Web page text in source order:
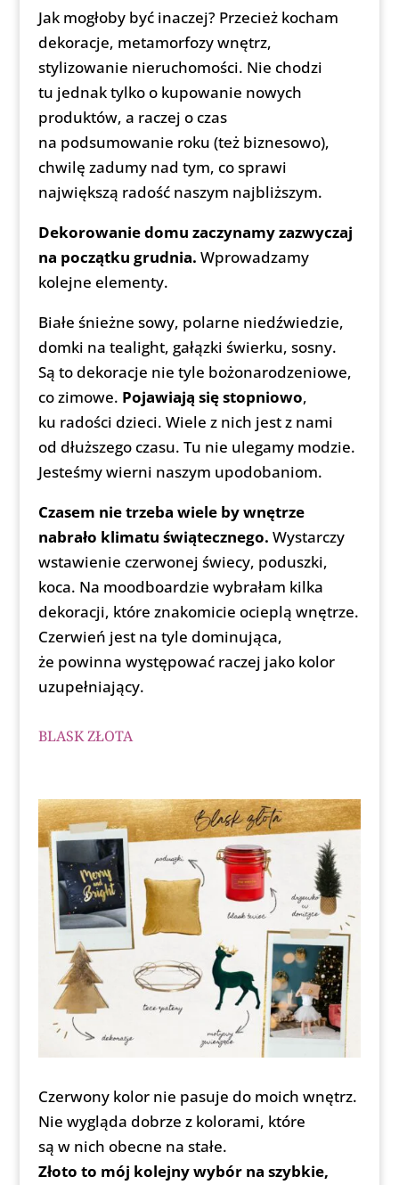
Jak mogłoby być inaczej? Przecież kocham
dekoracje, metamorfozy wnętrz,
stylizowanie nieruchomości. Nie chodzi
tu jednak tylko o kupowanie nowych
produktów, a raczej o czas
na podsumowanie roku (też biznesowo),
chwilę zadumy nad tym, co sprawi
największą radość naszym najbliższym.
Dekorowanie domu zaczynamy zazwyczaj
na początku grudnia. Wprowadzamy
kolejne elementy.
Białe śnieżne sowy, polarne niedźwiedzie,
domki na tealight, gałązki świerku, sosny.
Są to dekoracje nie tyle bożonarodzeniowe,
co zimowe. Pojawiają się stopniowo,
ku radości dzieci. Wiele z nich jest z nami
od dłuższego czasu. Tu nie ulegamy modzie.
Jesteśmy wierni naszym upodobaniom.
Czasem nie trzeba wiele by wnętrze
nabrało klimatu świątecznego. Wystarczy
wstawienie czerwonej świecy, poduszki,
koca. Na moodboardzie wybrałam kilka
dekoracji, które znakomicie ocieplą wnętrze.
Czerwień jest na tyle dominująca,
że powinna występować raczej jako kolor
uzupełniający.
BLASK ZŁOTA
Czerwony kolor nie pasuje do moich wnętrz.
Nie wygląda dobrze z kolorami, które
są w nich obecne na stałe.
Złoto to mój kolejny wybór na szybkie,